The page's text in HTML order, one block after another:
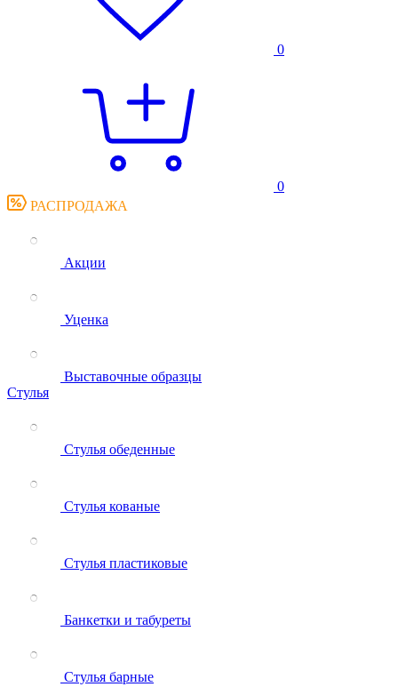
0
0
РАСПРОДАЖА
Акции
Уценка
Выставочные образцы
Стулья
Стулья обеденные
Стулья кованые
Стулья пластиковые
Банкетки и табуреты
Стулья барные